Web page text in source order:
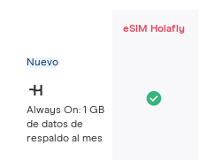
eSIM Holafly
Nuevo
Always On: 1 GB
de datos de
respaldo al mes